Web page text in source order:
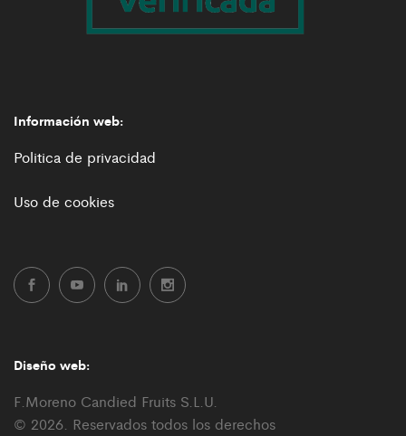
Información web:
Politica de privacidad
Uso de cookies
Diseño web:
F.Moreno Candied Fruits S.L.U.
© 2026. Reservados todos los derechos